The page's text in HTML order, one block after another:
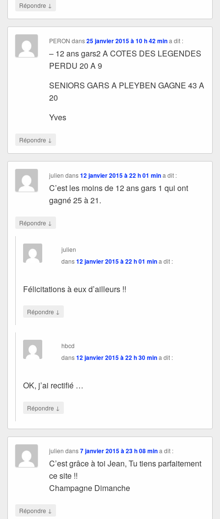
Répondre ↓
PERON dans25 janvier 2015 à 10 h 42 min a dit :
– 12 ans gars2 A COTES DES LEGENDES
PERDU 20 A 9
SENIORS GARS A PLEYBEN GAGNE 43 A
20
Yves
Répondre ↓
julien dans12 janvier 2015 à 22 h 01 min a dit :
C’est les moins de 12 ans gars 1 qui ont
gagné 25 à 21.
Répondre ↓
julien
dans12 janvier 2015 à 22 h 01 mina dit :
Félicitations à eux d’ailleurs !!
Répondre ↓
hbcd
dans12 janvier 2015 à 22 h 30 mina dit :
OK, j’ai rectifié …
Répondre ↓
julien dans7 janvier 2015 à 23 h 08 min a dit :
C’est grâce à toi Jean, Tu tiens parfaitement
ce site !!
Champagne Dimanche
Répondre ↓